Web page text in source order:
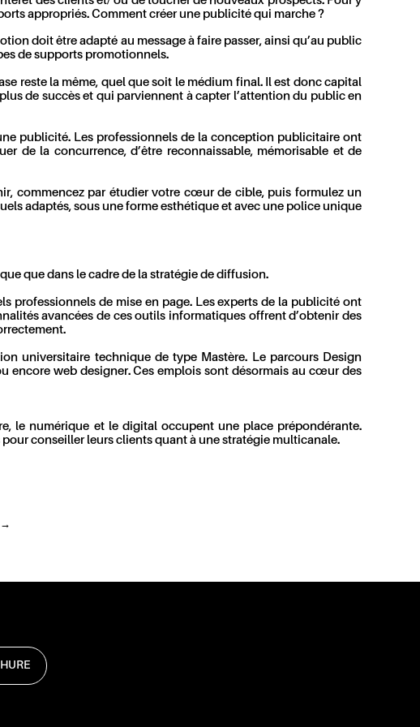
appropriés. Comment créer une publicité qui marche ?
doit être adapté au message à faire passer, ainsi qu’au public
de supports promotionnels.
reste la même, quel que soit le médium final. Il est donc capital
de succès et qui parviennent à capter l’attention du public en
publicité. Les professionnels de la conception publicitaire ont
de la concurrence, d’être reconnaissable, mémorisable et de
commencez par étudier votre cœur de cible, puis formulez un
adaptés, sous une forme esthétique et avec une police unique
que dans le cadre de la stratégie de diffusion.
professionnels de mise en page. Les experts de la publicité ont
avancées de ces outils informatiques offrent d’obtenir des
universitaire technique de type Mastère. Le parcours Design
encore web designer. Ces emplois sont désormais au cœur des
le numérique et le digital occupent une place prépondérante.
conseiller leurs clients quant à une stratégie multicanale.
→